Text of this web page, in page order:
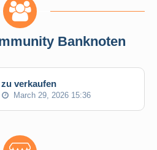
Banknoten
verkaufen
March 29, 2026 15:36